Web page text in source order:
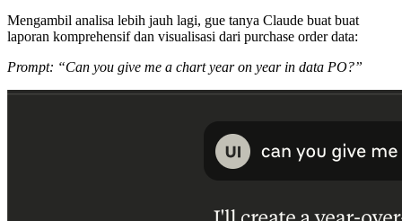
Mengambil analisa lebih jauh lagi, gue tanya Claude buat buat
laporan komprehensif dan visualisasi dari purchase order data:
Prompt: “Can you give me a chart year on year in data PO?”